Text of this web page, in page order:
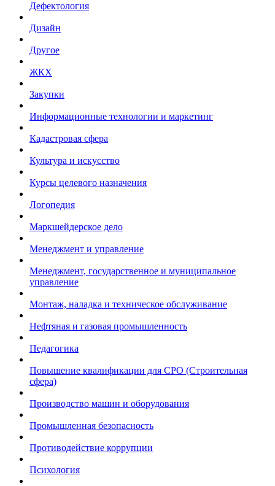
Дефектология
Дизайн
Другое
ЖКХ
Закупки
Информационные технологии и маркетинг
Кадастровая сфера
Культура и искусство
Курсы целевого назначения
Логопедия
Маркшейдерское дело
Менеджмент и управление
Менеджмент, государственное и муниципальное
управление
Монтаж, наладка и техническое обслуживание
Нефтяная и газовая промышленность
Педагогика
Повышение квалификации для СРО (Строительная
сфера)
Производство машин и оборудования
Промышленная безопасность
Противодействие коррупции
Психология